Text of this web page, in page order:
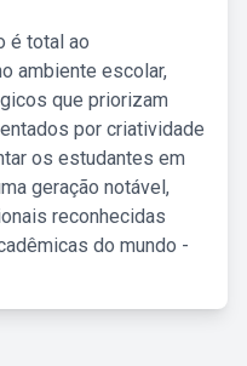
é total ao
ambiente escolar,
que priorizam
por criatividade
os estudantes em
geração notável,
reconhecidas
do mundo -